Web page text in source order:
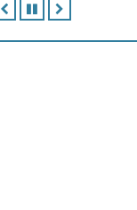
ANTERIOR
PAUSAR